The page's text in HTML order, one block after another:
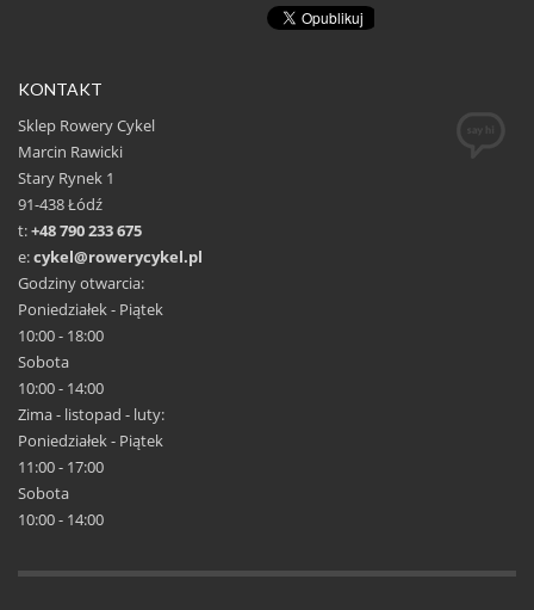
KONTAKT
Sklep Rowery Cykel
Marcin Rawicki
Stary Rynek 1
91-438 Łódź
t:+48 790 233 675
e:cykel@rowerycykel.pl
Godziny otwarcia:
Poniedziałek - Piątek
10:00 - 18:00
Sobota
10:00 - 14:00
Zima - listopad - luty:
Poniedziałek - Piątek
11:00 - 17:00
Sobota
10:00 - 14:00